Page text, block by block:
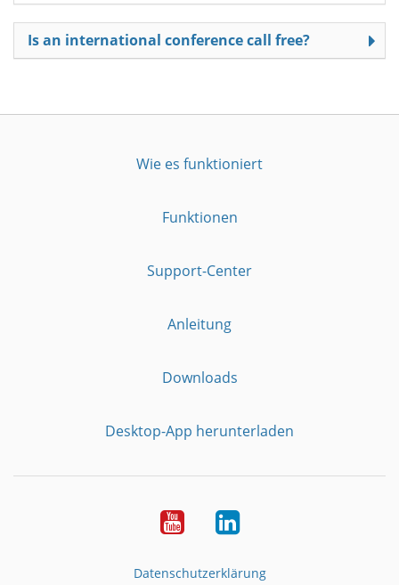
Is an international conference call free?
Wie es funktioniert
Funktionen
Support-Center
Anleitung
Downloads
Desktop-App herunterladen
YouTubeLinkedIn
Datenschutzerklärung